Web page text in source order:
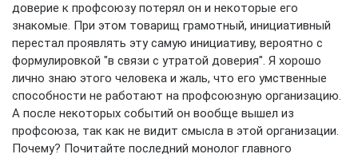
доверие к профсоюзу потерял он и некоторые его
знакомые. При этом товарищ грамотный, инициативный
перестал проявлять эту самую инициативу, вероятно с
формулировкой "в связи с утратой доверия". Я хорошо
лично знаю этого человека и жаль, что его умственные
способности не работают на профсоюзную организацию.
А после некоторых событий он вообще вышел из
профсоюза, так как не видит смысла в этой организации.
Почему? Почитайте последний монолог главного